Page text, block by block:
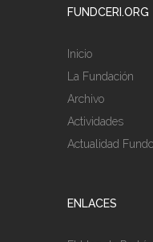
FUNDCERI.ORG
Inicio
La Fundación
Archivo
Actividades
Actualidad
ENLACES